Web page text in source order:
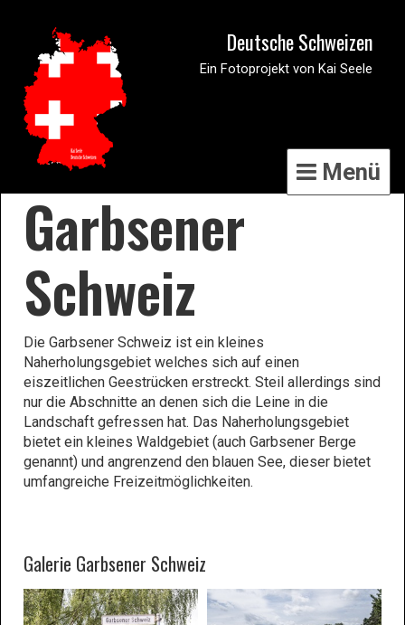
Deutsche Schweizen
Ein Fotoprojekt von Kai Seele
Menü
Garbsener
Schweiz
Die Garbsener Schweiz ist ein kleines
Naherholungsgebiet welches sich auf einen
eiszeitlichen Geestrücken erstreckt. Steil allerdings sind
nur die Abschnitte an denen sich die Leine in die
Landschaft gefressen hat. Das Naherholungsgebiet
bietet ein kleines Waldgebiet (auch Garbsener Berge
genannt) und angrenzend den blauen See, dieser bietet
umfangreiche Freizeitmöglichkeiten.
Galerie Garbsener Schweiz